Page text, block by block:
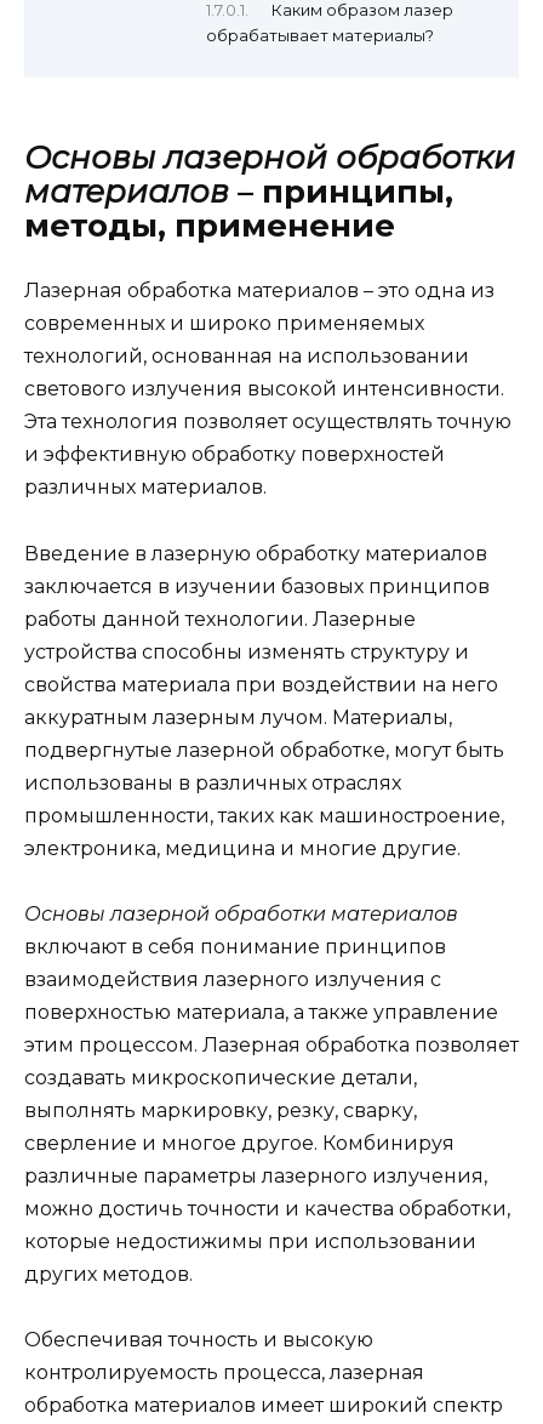
Каким образом лазер
обрабатывает материалы?
Основы лазерной обработки
материалов – принципы,
методы, применение
Лазерная обработка материалов – это одна из
современных и широко применяемых
технологий, основанная на использовании
светового излучения высокой интенсивности.
Эта технология позволяет осуществлять точную
и эффективную обработку поверхностей
различных материалов.
Введение в лазерную обработку материалов
заключается в изучении базовых принципов
работы данной технологии. Лазерные
устройства способны изменять структуру и
свойства материала при воздействии на него
аккуратным лазерным лучом. Материалы,
подвергнутые лазерной обработке, могут быть
использованы в различных отраслях
промышленности, таких как машиностроение,
электроника, медицина и многие другие.
Основы лазерной обработки материалов
включают в себя понимание принципов
взаимодействия лазерного излучения с
поверхностью материала, а также управление
этим процессом. Лазерная обработка позволяет
создавать микроскопические детали,
выполнять маркировку, резку, сварку,
сверление и многое другое. Комбинируя
различные параметры лазерного излучения,
можно достичь точности и качества обработки,
которые недостижимы при использовании
других методов.
Обеспечивая точность и высокую
контролируемость процесса, лазерная
обработка материалов имеет широкий спектр